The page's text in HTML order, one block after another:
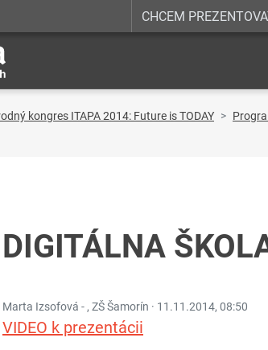
CHCEM
kongres ITAPA 2014: Future is TODAY
DIGITÁLNA
Marta Izsofová - , ZŠ Šamorín · 11.11.2014, 08:50
VIDEO k prezentácii